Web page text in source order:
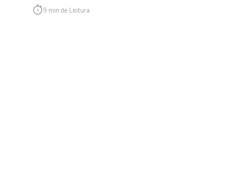
9 min de Leitura